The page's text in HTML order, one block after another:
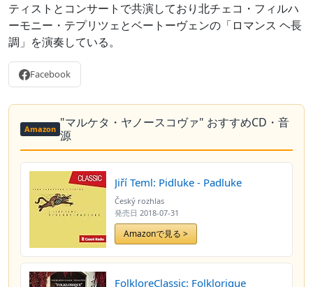
ティストとコンサートで共演しており北チェコ・フィルハ
ーモニー・テプリツェとベートーヴェンの「ロマンス ヘ長
調」を演奏している。
Facebook
Amazon "マルケタ・ヤノースコヴァ" おすすめCD・音
源
Jiří Teml: Pidluke - Padluke
Český rozhlas
発売日 2018-07-31
Amazonで見る >
FolkloreClassic: Folklorique